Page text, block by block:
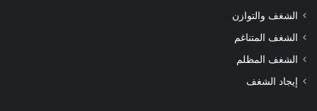
الشغف والتوازن
الشغف المتناغم
الشغف المظلم
إيجاد الشغف